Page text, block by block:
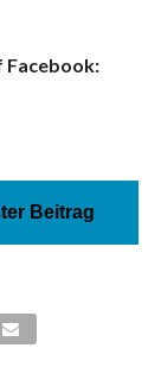
Facebook:
Beitrag